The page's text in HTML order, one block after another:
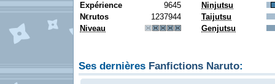
Expérience 9645
Ninjutsu
N€rutos 1237944
Taijutsu
Niveau
Genjutsu
Ses dernières Fanfictions Naruto: